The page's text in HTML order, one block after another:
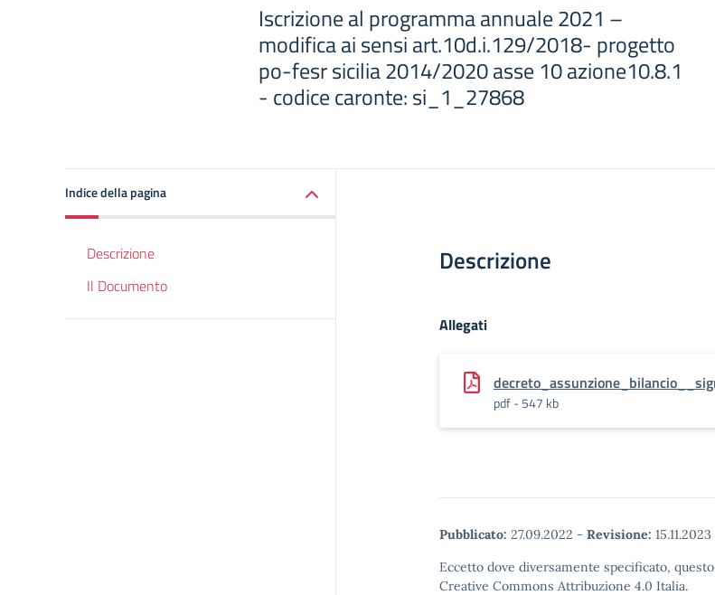
Iscrizione al programma annuale 2021 –
modifica ai sensi art.10d.i.129/2018- progetto
po-fesr sicilia 2014/2020 asse 10 azione10.8.1
- codice caronte: si_1_27868
Indice della pagina
Descrizione
Il Documento
Descrizione
Allegati
pdf - 547 kb
Pubblicato: 27.09.2022 - Revisione: 15.11.2023
Eccetto dove diversamente specificato,
Creative Commons Attribuzione 4.0 Italia.